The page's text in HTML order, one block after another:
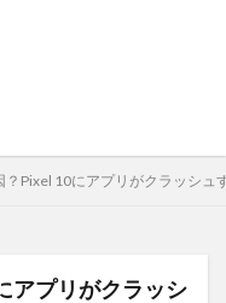
？Pixel 10にアプリがクラッシュ
アプリがクラッシ